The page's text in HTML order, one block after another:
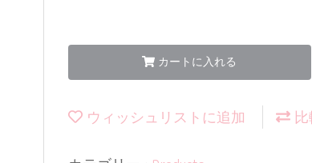
カートに入れる
ウィッシュリストに追加